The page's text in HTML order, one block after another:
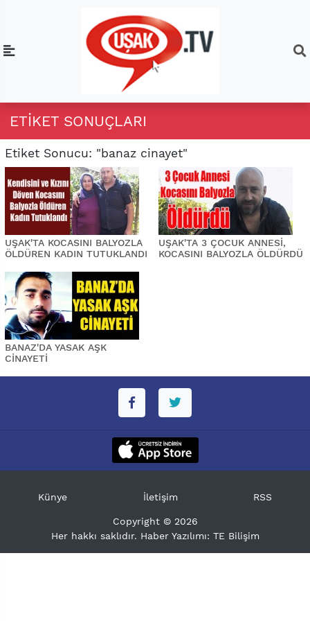
ETIKET SONUÇLARI
Etiket Sonucu: "banaz cinayet"
UŞAK'TA KOCASINI BALYOZLA
ÖLDÜREN KADIN TUTUKLANDI
UŞAK'TA 3 ÇOCUK ANNESİ,
KOCASINI BALYOZLA ÖLDÜRDÜ
BANAZ'DA YASAK AŞK
CİNAYETİ
Künye İletişim RSS
Copyright © 2026
Her hakkı saklıdır. Haber Yazılımı: TE Bilişim